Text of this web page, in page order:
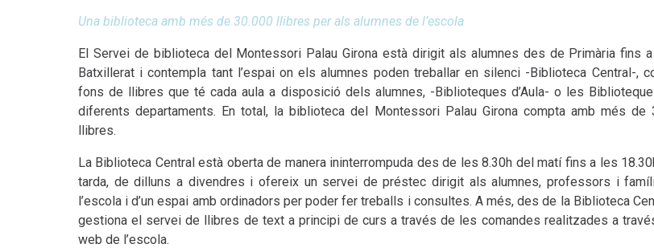
Una biblioteca amb més de 30.000 llibres per als alumnes de l’escola
El Servei de biblioteca del Montessori Palau Girona està dirigit als alumnes des de Primària fins
Batxillerat i contempla tant l’espai on els alumnes poden treballar en silenci -Biblioteca Central-,
fons de llibres que té cada aula a disposició dels alumnes, -Biblioteques d’Aula- o les
diferents departaments. En total, la biblioteca del Montessori Palau Girona compta amb més de
llibres.
La Biblioteca Central està oberta de manera ininterrompuda des de les 8.30h del matí fins a les
tarda, de dilluns a divendres i ofereix un servei de préstec dirigit als alumnes, professors i
l’escola i d’un espai amb ordinadors per poder fer treballs i consultes. A més, des de la Biblioteca
gestiona el servei de llibres de text a principi de curs a través de les comandes realitzades a
web de l’escola.